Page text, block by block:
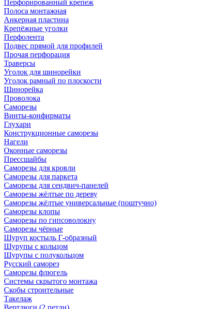
Перфорированный крепеж
Полоса монтажная
Анкерная пластина
Крепёжные уголки
Перфолента
Подвес прямой для профилей
Прочая перфорация
Траверсы
Уголок для шинорейки
Уголок рамный по плоскости
Шинорейка
Проволока
Саморезы
Винты-конфирматы
Глухари
Конструкционные саморезы
Нагели
Оконные саморезы
Прессшайбы
Саморезы для кровли
Саморезы для паркета
Саморезы для сендвич-панелей
Саморезы жёлтые по дереву
Саморезы жёлтые универсальные (поштучно)
Саморезы клопы
Саморезы по гипсоволокну
Саморезы чёрные
Шуруп костыль Г-образный
Шурупы с кольцом
Шурупы с полукольцом
Русский саморез
Саморезы флюгель
Системы скрытого монтажа
Скобы строительные
Такелаж
Вертлюги (2 петли)